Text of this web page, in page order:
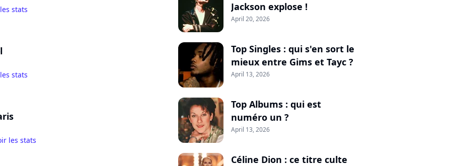
stats
stats
les stats
Jackson explose !
April 20, 2026
Top Singles : qui s'en sort le
mieux entre Gims et Tayc ?
April 13, 2026
Top Albums : qui est
numéro un ?
April 13, 2026
Céline Dion : ce titre culte